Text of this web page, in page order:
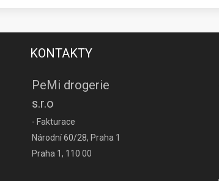
KONTAKTY
PeMi drogerie
s.r.o
- Fakturace
Národní 60/28, Praha 1
Praha 1, 110 00